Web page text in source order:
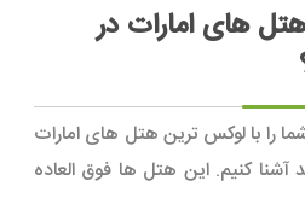
های امارات در
را با لوکس ترین هتل های امارات
آشنا کنیم. این هتل ها فوق العاده